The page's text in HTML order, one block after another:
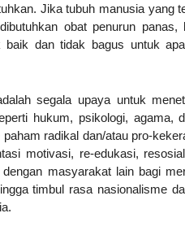
Jika tubuh manusia yang
obat penurun
baik dan tidak bagus untuk
segala upaya untuk
hukum, psikologi, agama,
radikal dan/atau pro-
motivasi, re-edukasi,
masyarakat lain bagi
timbul rasa nasionalisme